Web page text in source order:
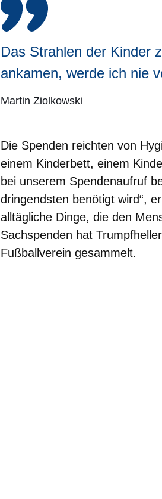
Das Strahlen der Kinder
ankamen, werde ich nie
Martin Ziolkowski
Die Spenden reichten von
einem Kinderbett, einem
bei unserem Spendenaufruf
dringendsten benötigt wird“,
alltägliche Dinge, die den
Sachspenden hat
Fußballverein gesammelt.